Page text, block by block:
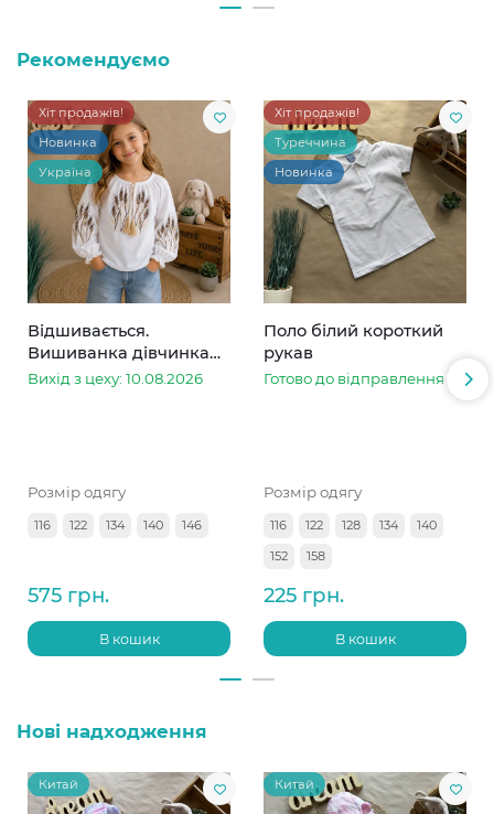
Рекомендуємо
Хіт продажів!
Новинка
Україна
Відшивається.
Вишиванка дівчинка
колоски
Вихід з цеху: 10.08.2026
Розмір одягу
116 122 134 140 146
575 грн.
В кошик
Хіт продажів!
Туреччина
Новинка
Поло білий короткий
рукав
Готово до відправлення
Розмір одягу
116 122 128 134
140
152
158
225 грн.
В кошик
Нові надходження
Китай Китай